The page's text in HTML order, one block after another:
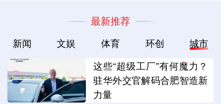
最新推荐
新闻 文娱 体育 环创 城市
这些“超级工厂”有何魔力？
驻华外交官解码合肥智造新
力量